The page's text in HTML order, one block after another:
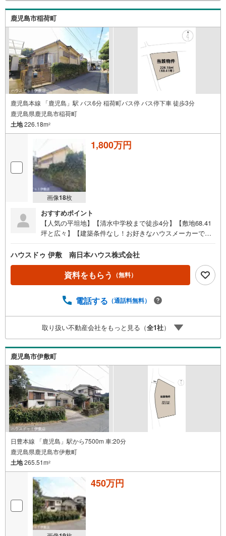
m）・明桜館高等学校まで徒歩25分（約1950m） 住宅ロー
ンのご相談も承ります！お気軽にご相談ください
鹿児島市稲荷町
鹿児島本線 「鹿児島」駅 バス6分 稲荷町バス停 バス停下車 徒歩3分
鹿児島県鹿児島市稲荷町
土地226.18m2
画像18枚
1,800万円
おすすめポイント
【人気の平坦地】【清水中学校まで徒歩4分】【敷地68.41
坪と広々】【建築条件なし！お好きなハウスメーカーで建
川町店まで徒歩9分●周辺環境●・清水小学校まで徒歩9分
（約650m）・清水中学校まで徒歩4分（約310m）・あんび
る病院まで徒歩4分（約320m）・ローソン皷川町店まで徒
歩9分（約670m）・タイヨー清水店まで徒歩9分（約690
児島玉龍中学校・鹿児島玉龍高等学校まで徒歩12分（約89
で徒歩13分（約990m）・春日交番まで徒歩13分（約1030
m） 買替の方、自己資金の少ない方、勤続年数短い方、自
に落ちてしまった方など、お気軽にご相談ください
ハウスドゥ 伊敷 南日本ハウス株式会社
資料をもらう （無料）
電話する （通話料無料）
取り扱い不動産会社をもっと見る（全1社）
鹿児島市伊敷町
日豊本線 「鹿児島」駅から7500m 車:20分
鹿児島県鹿児島市伊敷町
土地265.51m2
450万円